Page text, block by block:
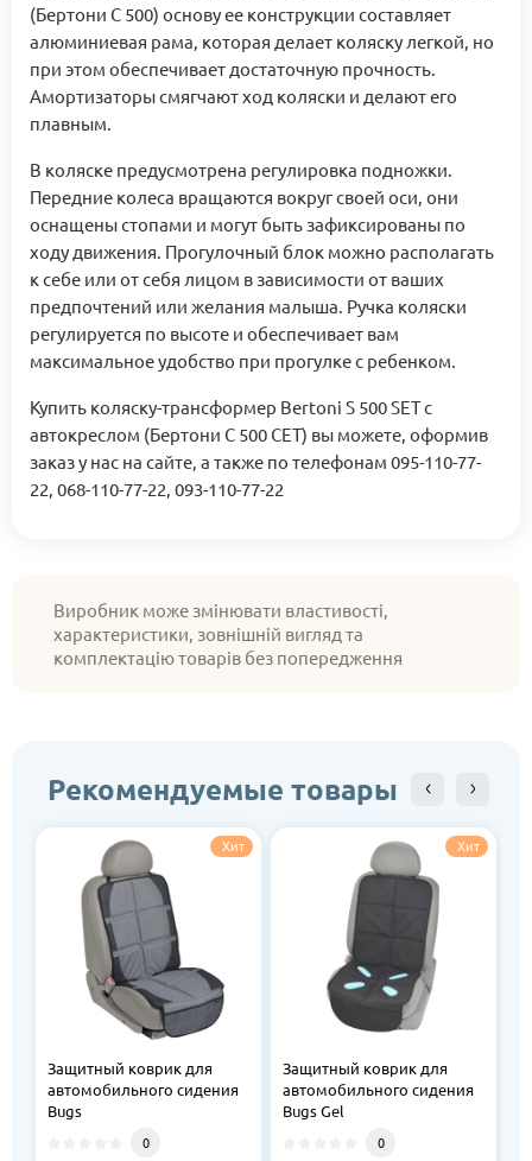
(Бертони С 500) основу ее конструкции составляет
алюминиевая рама, которая делает коляску легкой, но
при этом обеспечивает достаточную прочность.
Амортизаторы смягчают ход коляски и делают его
плавным.
В коляске предусмотрена регулировка подножки.
Передние колеса вращаются вокруг своей оси, они
оснащены стопами и могут быть зафиксированы по
ходу движения. Прогулочный блок можно располагать
к себе или от себя лицом в зависимости от ваших
предпочтений или желания малыша. Ручка коляски
регулируется по высоте и обеспечивает вам
максимальное удобство при прогулке с ребенком.
Купить коляску-трансформер Bertoni S 500 SET с
автокреслом (Бертони С 500 СЕТ) вы можете, оформив
заказ у нас на сайте, а также по телефонам 095-110-77-
22, 068-110-77-22, 093-110-77-22
Виробник може змінювати властивості,
характеристики, зовнішній вигляд та
комплектацію товарів без попередження
Рекомендуемые товары
Хит
Защитный коврик для
автомобильного сидения
Bugs
0
Хит
Защитный коврик для
автомобильного сидения
Bugs Gel
0